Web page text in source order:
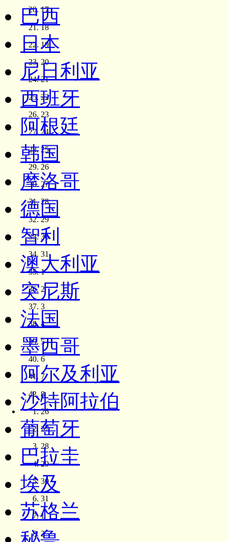
17
18
19
20
21
22
23
24
25
26
27
28
29
30
31
1
2
3
4
5
6
7
8
26
27
28
29
30
31
1
2
巴西
日本
尼日利亚
西班牙
阿根廷
韩国
摩洛哥
德国
智利
澳大利亚
突尼斯
法国
墨西哥
阿尔及利亚
沙特阿拉伯
葡萄牙
巴拉圭
埃及
苏格兰